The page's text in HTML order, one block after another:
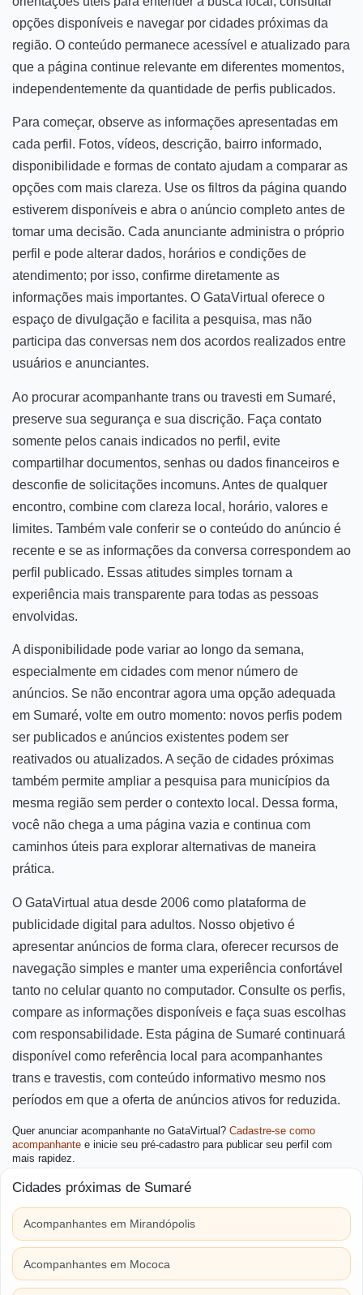
opções disponíveis e navegar por cidades próximas da
região. O conteúdo permanece acessível e atualizado para
que a página continue relevante em diferentes momentos,
independentemente da quantidade de perfis publicados.
Para começar, observe as informações apresentadas em
cada perfil. Fotos, vídeos, descrição, bairro informado,
disponibilidade e formas de contato ajudam a comparar as
opções com mais clareza. Use os filtros da página quando
estiverem disponíveis e abra o anúncio completo antes de
tomar uma decisão. Cada anunciante administra o próprio
perfil e pode alterar dados, horários e condições de
atendimento; por isso, confirme diretamente as
informações mais importantes. O GataVirtual oferece o
espaço de divulgação e facilita a pesquisa, mas não
participa das conversas nem dos acordos realizados entre
usuários e anunciantes.
Ao procurar acompanhante trans ou travesti em Sumaré,
preserve sua segurança e sua discrição. Faça contato
somente pelos canais indicados no perfil, evite
compartilhar documentos, senhas ou dados financeiros e
desconfie de solicitações incomuns. Antes de qualquer
encontro, combine com clareza local, horário, valores e
limites. Também vale conferir se o conteúdo do anúncio é
recente e se as informações da conversa correspondem ao
perfil publicado. Essas atitudes simples tornam a
experiência mais transparente para todas as pessoas
envolvidas.
A disponibilidade pode variar ao longo da semana,
especialmente em cidades com menor número de
anúncios. Se não encontrar agora uma opção adequada
em Sumaré, volte em outro momento: novos perfis podem
ser publicados e anúncios existentes podem ser
reativados ou atualizados. A seção de cidades próximas
também permite ampliar a pesquisa para municípios da
mesma região sem perder o contexto local. Dessa forma,
você não chega a uma página vazia e continua com
caminhos úteis para explorar alternativas de maneira
prática.
O GataVirtual atua desde 2006 como plataforma de
publicidade digital para adultos. Nosso objetivo é
apresentar anúncios de forma clara, oferecer recursos de
navegação simples e manter uma experiência confortável
tanto no celular quanto no computador. Consulte os perfis,
compare as informações disponíveis e faça suas escolhas
com responsabilidade. Esta página de Sumaré continuará
disponível como referência local para acompanhantes
trans e travestis, com conteúdo informativo mesmo nos
períodos em que a oferta de anúncios ativos for reduzida.
Quer anunciar acompanhante no GataVirtual? Cadastre-se como
acompanhante e inicie seu pré-cadastro para publicar seu perfil com
mais rapidez.
Cidades próximas de Sumaré
Acompanhantes em Mirandópolis
Acompanhantes em Mococa